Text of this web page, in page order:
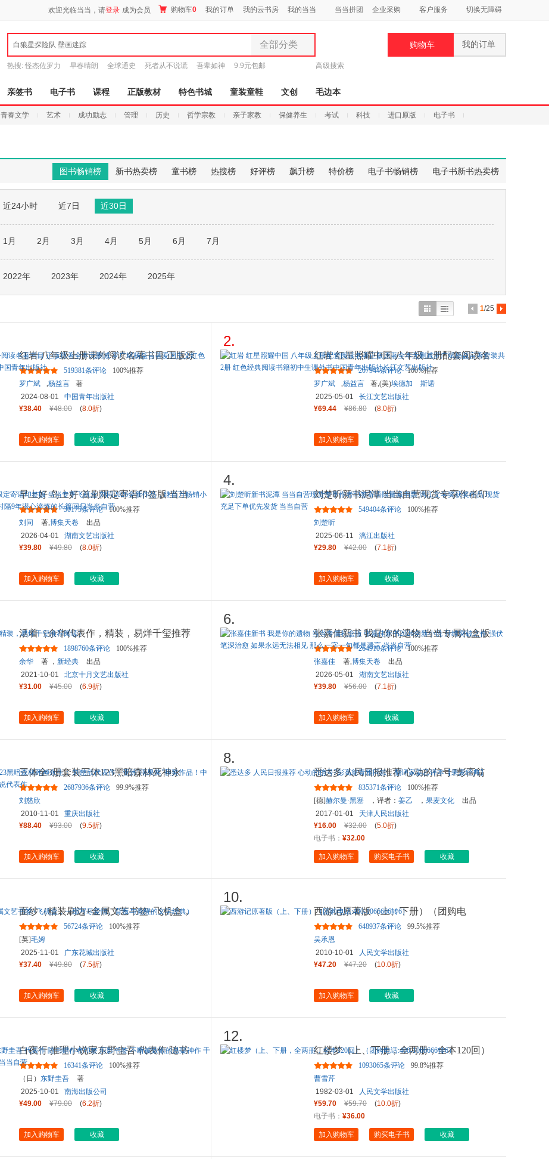
欢迎光临当当，请登录 成为会员 购物车0 我的订单 我的云书房 我的当当 当当拼团 企业采购 客户服务 切换无障碍
白狼星探险队 壁画迷踪 全部分类
全部分类
图书
电子书
音像
玩具
孕婴服饰
数码影音
热搜: 怪杰佐罗力 早春晴朗 全球通史 死者从不说谎 吾辈如神 9.9元包邮 高级搜索
购物车 我的订单
亲签书 电子书 课程 正版教材 特色书城 童装童鞋 文创 毛边本
青春文学 艺术 成功励志 管理 历史 哲学宗教 亲子家教 保健养生 考试 科技 进口原版 电子书
图书畅销榜 新书热卖榜 童书榜 热搜榜 好评榜 飙升榜 特价榜 电子书畅销榜 电子书新书热卖榜
近24小时 近7日 近30日
1月 2月 3月 4月 5月 6月 7月
2022年 2023年 2024年 2025年
1/25
红岩 八年级上册课外阅读名著书目 正版原
著全本无删减 罗广斌杨益...
519381条评论
100%推荐
罗广斌
,杨益言
著
2024-08-01
中国青年出版社
¥38.40
¥48.00 (8.0折)
加入购物车 收藏
2.
红岩 红星照耀中国 八年级上册配套阅读名
著正版原著全本无删减罗...
207944条评论
100%推荐
罗广斌
,杨益言 著,(美)埃德加
斯诺
2025-05-01
长江文艺出版社
¥69.44
¥86.80 (8.0折)
加入购物车 收藏
早上好 岛上好 首刷限定寄语印签版 当当
专享飞机盒 刘同2026全...
50175条评论
100%推荐
刘同
著,博集天卷
出品
2026-04-01
湖南文艺出版社
¥39.80
¥49.80 (8.0折)
加入购物车 收藏
4.
刘楚昕新书泥潭 当当自营现货专享作者印
签寄语限量藏书票 漓江文...
549404条评论
100%推荐
刘楚昕
2025-06-11
漓江出版社
¥29.80
¥42.00 (7.1折)
加入购物车 收藏
活着（余华代表作，精装，易烊千玺推荐
阅读）
1898760条评论
100%推荐
余华
著 ， 新经典
出品
2021-10-01
北京十月文艺出版社
¥31.00
¥45.00 (6.9折)
加入购物车 收藏
6.
张嘉佳新书 我是你的遗物 当当专属礼盒版
张嘉佳新书2026全新小说...
264910条评论
100%推荐
张嘉佳
著,博集天卷
出品
2026-05-01
湖南文艺出版社
¥39.80
¥56.00 (7.1折)
加入购物车 收藏
三体全3册套装三体123黑暗森林死神永
生： 刘慈欣代表作，亚洲“雨...
2687936条评论
99.9%推荐
刘慈欣
2010-11-01
重庆出版社
¥88.40
¥93.00 (9.5折)
加入购物车 收藏
8.
悉达多 人民日报推荐 心动的信号7彭高翁
青雅同款，翻译家姜乙译本...
835371条评论
100%推荐
[德]赫尔曼·黑塞 ，译者： 姜乙 ， 果麦文化
出品
2017-01-01
天津人民出版社
¥16.00
¥32.00 (5.0折)
电子书： ¥32.00
加入购物车 购买电子书 收藏
面纱（精装刷边+金属文艺书签+飞机盒，
一部写尽爱情、背叛与觉醒...
56724条评论
100%推荐
[英]毛姆
2025-11-01
广东花城出版社
¥37.40
¥49.80 (7.5折)
加入购物车 收藏
10.
西游记原著版（上、下册）（团购电
话:400-1066666转6）
648937条评论
99.5%推荐
吴承恩
2010-10-01
人民文学出版社
¥47.20
¥47.20 (10.0折)
加入购物车 收藏
白夜行 推理小说家东野圭吾 代表作 随书
赠作者印签 剪影书签 不...
16341条评论
100%推荐
（日） 东野圭吾
著
2025-10-01
南海出版公司
¥49.00
¥79.00 (6.2折)
加入购物车 收藏
12.
红楼梦（上、下册，全两册，全本120回）
（团购电话:400-1066666转...
1093065条评论
99.8%推荐
曹雪芹
1982-03-01
人民文学出版社
¥59.70
¥59.70 (10.0折)
电子书： ¥36.00
加入购物车 购买电子书 收藏